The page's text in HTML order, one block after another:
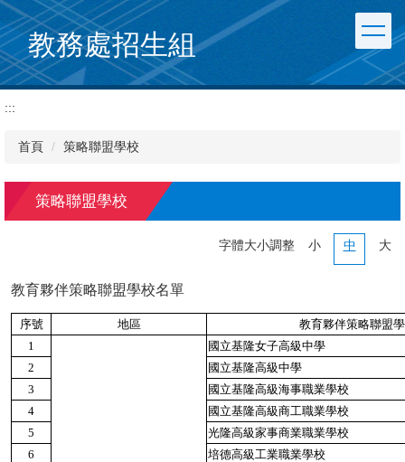
跳
到
主
要
內
容
教務處招生組
:::
首頁 策略聯盟學校
策略聯盟學校
字體大小調整 小 中 大
教育夥伴策略聯盟學校名單
序號 地區
教育夥伴策略聯盟
1
國立基隆女子高級中學
2
國立基隆高級中學
3
國立基隆高級海事職業學校
4
國立基隆高級商工職業學校
5
光隆高級家事商業職業學校
6
培德高級工業職業學校